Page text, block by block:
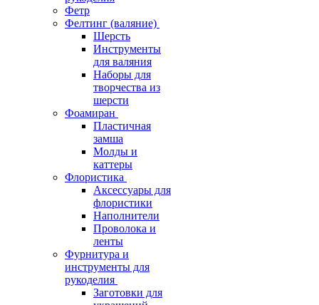
Фетр
Фелтинг (валяние)
Шерсть
Инструменты
для валяния
Наборы для
творчества из
шерсти
Фоамиран
Пластичная
замша
Молды и
каттеры
Флористика
Аксессуары для
флористики
Наполнители
Проволока и
ленты
Фурнитура и
инструменты для
рукоделия
Заготовки для